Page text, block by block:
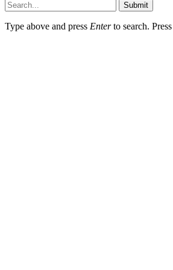
Submit
Type above and press Enterto search. Press